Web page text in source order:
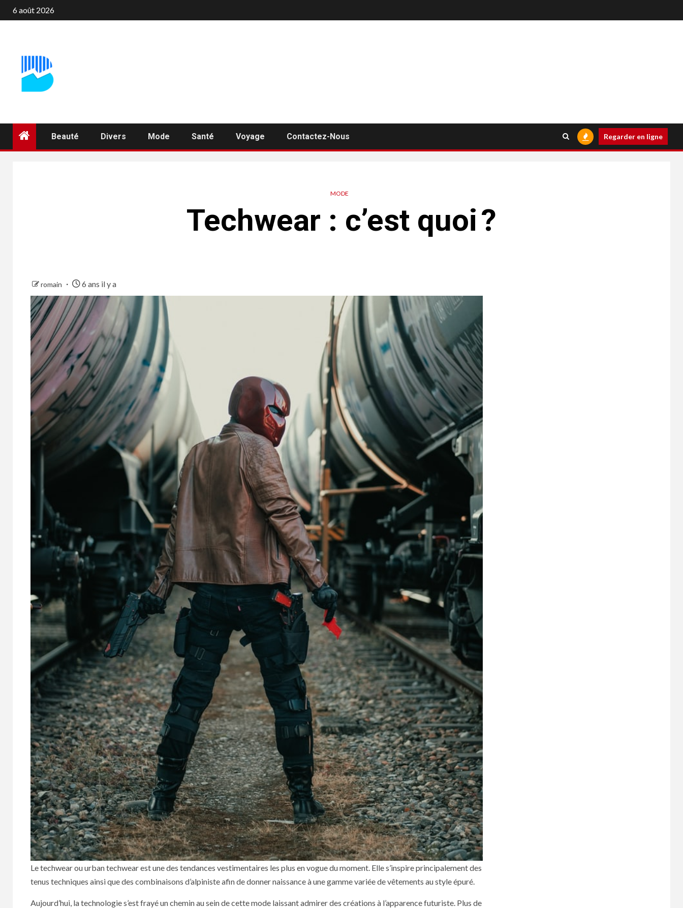
Aller
au
6 août 2026
Beauté Divers Mode Santé Voyage Contactez-Nous Regarder en ligne
MODE
Techwear : c’est quoi ?
romain 6 ans il y a
Le techwear ou urban techwear est une des tendances vestimentaires les plus en vogue du moment. Elle s’inspire principalement des
tenus techniques ainsi que des combinaisons d’alpiniste afin de donner naissance à une gamme variée de vêtements au style épuré.
Aujourd’hui, la technologie s’est frayé un chemin au sein de cette mode laissant admirer des créations à l’apparence futuriste. Plus de